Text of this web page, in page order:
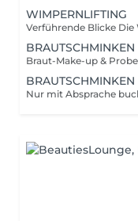
WIMPERNLIFTING